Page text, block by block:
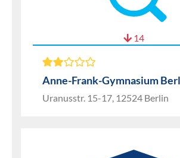
14
Anne-Frank-Gymnasium
Uranusstr. 15-17, 12524 Berlin